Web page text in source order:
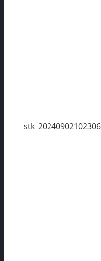
stk_20240902102306